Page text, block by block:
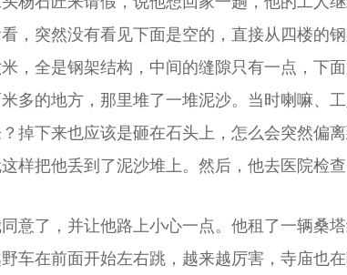
，突然没有看见下面是空的，直接从四楼的
，全是钢架结构，中间的缝隙只有一点，下
多的地方，那里堆了一堆泥沙。当时喇嘛、
掉下来也应该是砸在石头上，怎么会突然偏
样把他丢到了泥沙堆上。然后，他去医院检查
意了，并让他路上小心一点。他租了一辆桑
车在前面开始左右跳，越来越厉害，寺庙也